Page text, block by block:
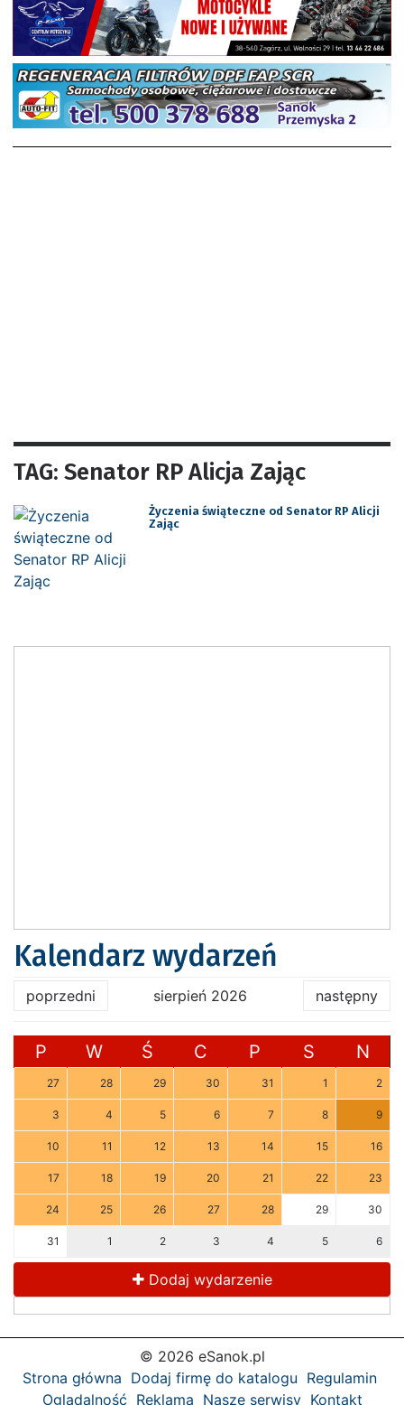
TAG: Senator RP Alicja Zając
Życzenia świąteczne od Senator RP Alicji
Zając
Kalendarz wydarzeń
poprzedni sierpień 2026 następny
P W Ś C P S N
27 28 29 30 31 1 2
3 4 5 6 7 8 9
10 11 12 13 14 15 16
17 18 19 20 21 22 23
24 25 26 27 28 29 30
31 1 2 3 4 5 6
Dodaj wydarzenie
© 2026 eSanok.pl
Strona główna Dodaj firmę do katalogu Regulamin
Oglądalność Reklama Nasze serwisy Kontakt